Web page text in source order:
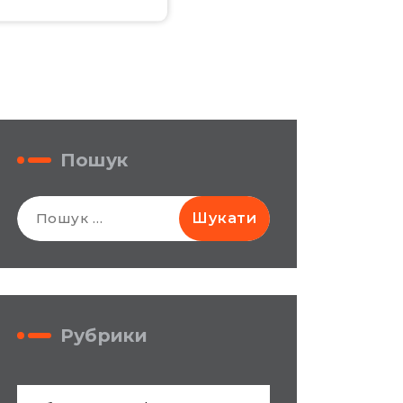
Пошук
Пошук:
Рубрики
Рубрики